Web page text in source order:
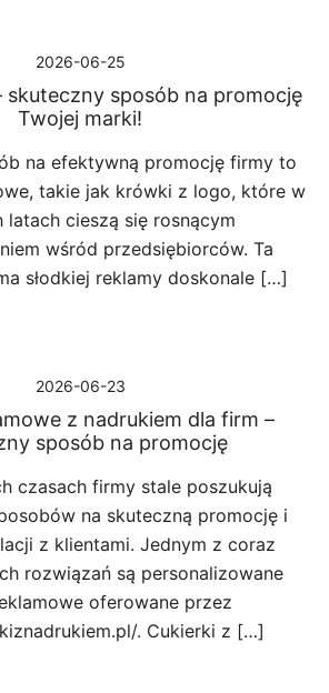
2026-06-25
skuteczny sposób na promocję
Twojej marki!
na efektywną promocję firmy to
takie jak krówki z logo, które w
latach cieszą się rosnącym
wśród przedsiębiorców. Ta
słodkiej reklamy doskonale […]
2026-06-23
z nadrukiem dla firm –
sposób na promocję
czasach firmy stale poszukują
na skuteczną promocję i
z klientami. Jednym z coraz
rozwiązań są personalizowane
oferowane przez
. Cukierki z […]